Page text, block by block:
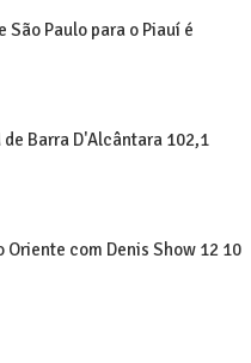
São Paulo para o Piauí é
de Barra D'Alcântara 102,1
Oriente com Denis Show 12 10